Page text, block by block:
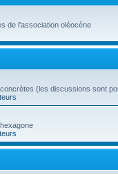
de l'association oléocène
(les discussions sont